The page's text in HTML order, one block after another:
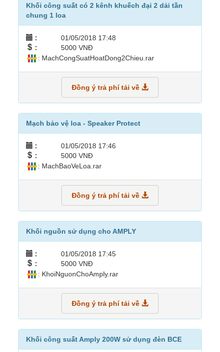
Khối công suất có 2 kênh khuếch đại 2 dải tần
chung 1 loa
: 01/05/2018 17:48
: 5000 VNĐ
: MachCongSuatHoatDong2Chieu.rar
Đồng ý trả phí tải về
Mạch bảo vệ loa - Speaker Protect
: 01/05/2018 17:46
: 5000 VNĐ
: MachBaoVeLoa.rar
Đồng ý trả phí tải về
Khối nguồn sử dụng cho AMPLY
: 01/05/2018 17:45
: 5000 VNĐ
: KhoiNguonChoAmply.rar
Đồng ý trả phí tải về
Khối công suất Amply 200W sử dụng đèn BCE